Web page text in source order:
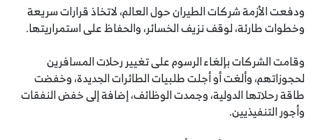
ودفعت الأزمة شركات الطيران حول العالم، لاتخاذ قرارات سريعة
وخطوات طارئة، لوقف نزيف الخسائر، والحفاظ على استمراريتها.
وقامت الشركات بإلغاء الرسوم على تغيير رحلات المسافرين
لحجوزاتهم، وألغت أو أجلت طلبيات الطائرات الجديدة، وخفضت
طاقة رحلاتها الدولية، وجمدت الوظائف، إضافة إلى خفض النفقات
وأجور التنفيذيين.